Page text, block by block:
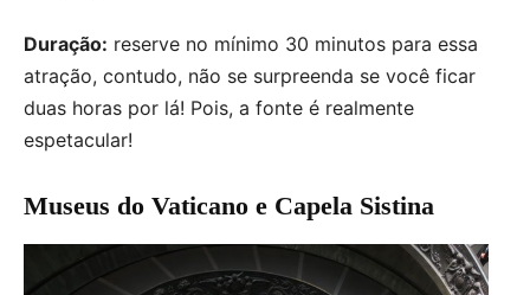
Duração: reserve no mínimo 30 minutos para essa
atração, contudo, não se surpreenda se você ficar
duas horas por lá! Pois, a fonte é realmente
espetacular!
Museus do Vaticano e Capela Sistina